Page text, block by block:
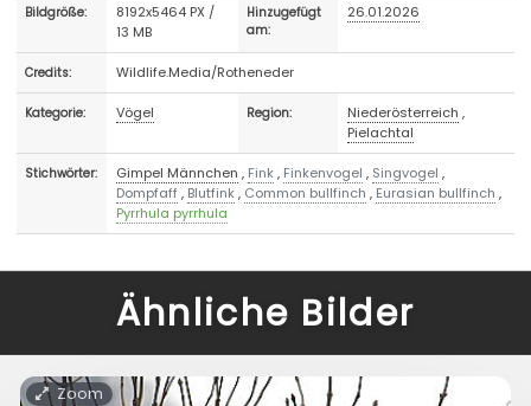
Bildgröße:
8192x5464 PX /
13 MB
Hinzugefügt
am:
26.01.2026
Credits: Wildlife.Media/Rotheneder
Kategorie: Vögel Region: Niederösterreich ,
Pielachtal
Stichwörter: Gimpel Männchen , Fink, Finkenvogel , Singvogel ,
Dompfaff, Blutfink, Common bullfinch , Eurasian bullfinch ,
Pyrrhula pyrrhula
Ähnliche Bilder
Zoom